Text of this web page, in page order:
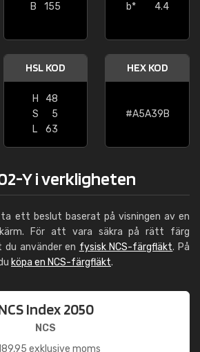
B
155
b*
4.4
HSL KOD
H
48
S
5
L
63
HEX KOD
#A5A39B
Y i verkligheten
ett beslut baserat på visningen av en
För att vara säkra på rätt färg
använder en fysisk NCS-färgfläkt. På
köpa en NCS-färgfläkt.
Index 2050
NCS
exklusive moms